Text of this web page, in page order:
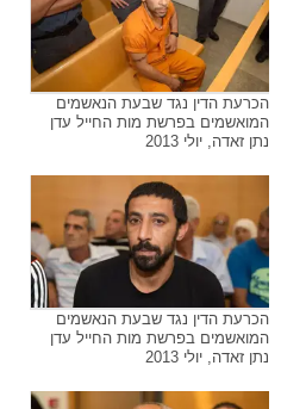
הכרעת הדין נגד שבעת הנאשמים
המואשמים בפרשת מות החייל עדן
נתן זאדה, יולי 2013
הכרעת הדין נגד שבעת הנאשמים
המואשמים בפרשת מות החייל עדן
נתן זאדה, יולי 2013